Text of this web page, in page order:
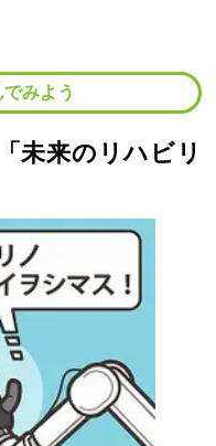
みよう
未来のリハビリ